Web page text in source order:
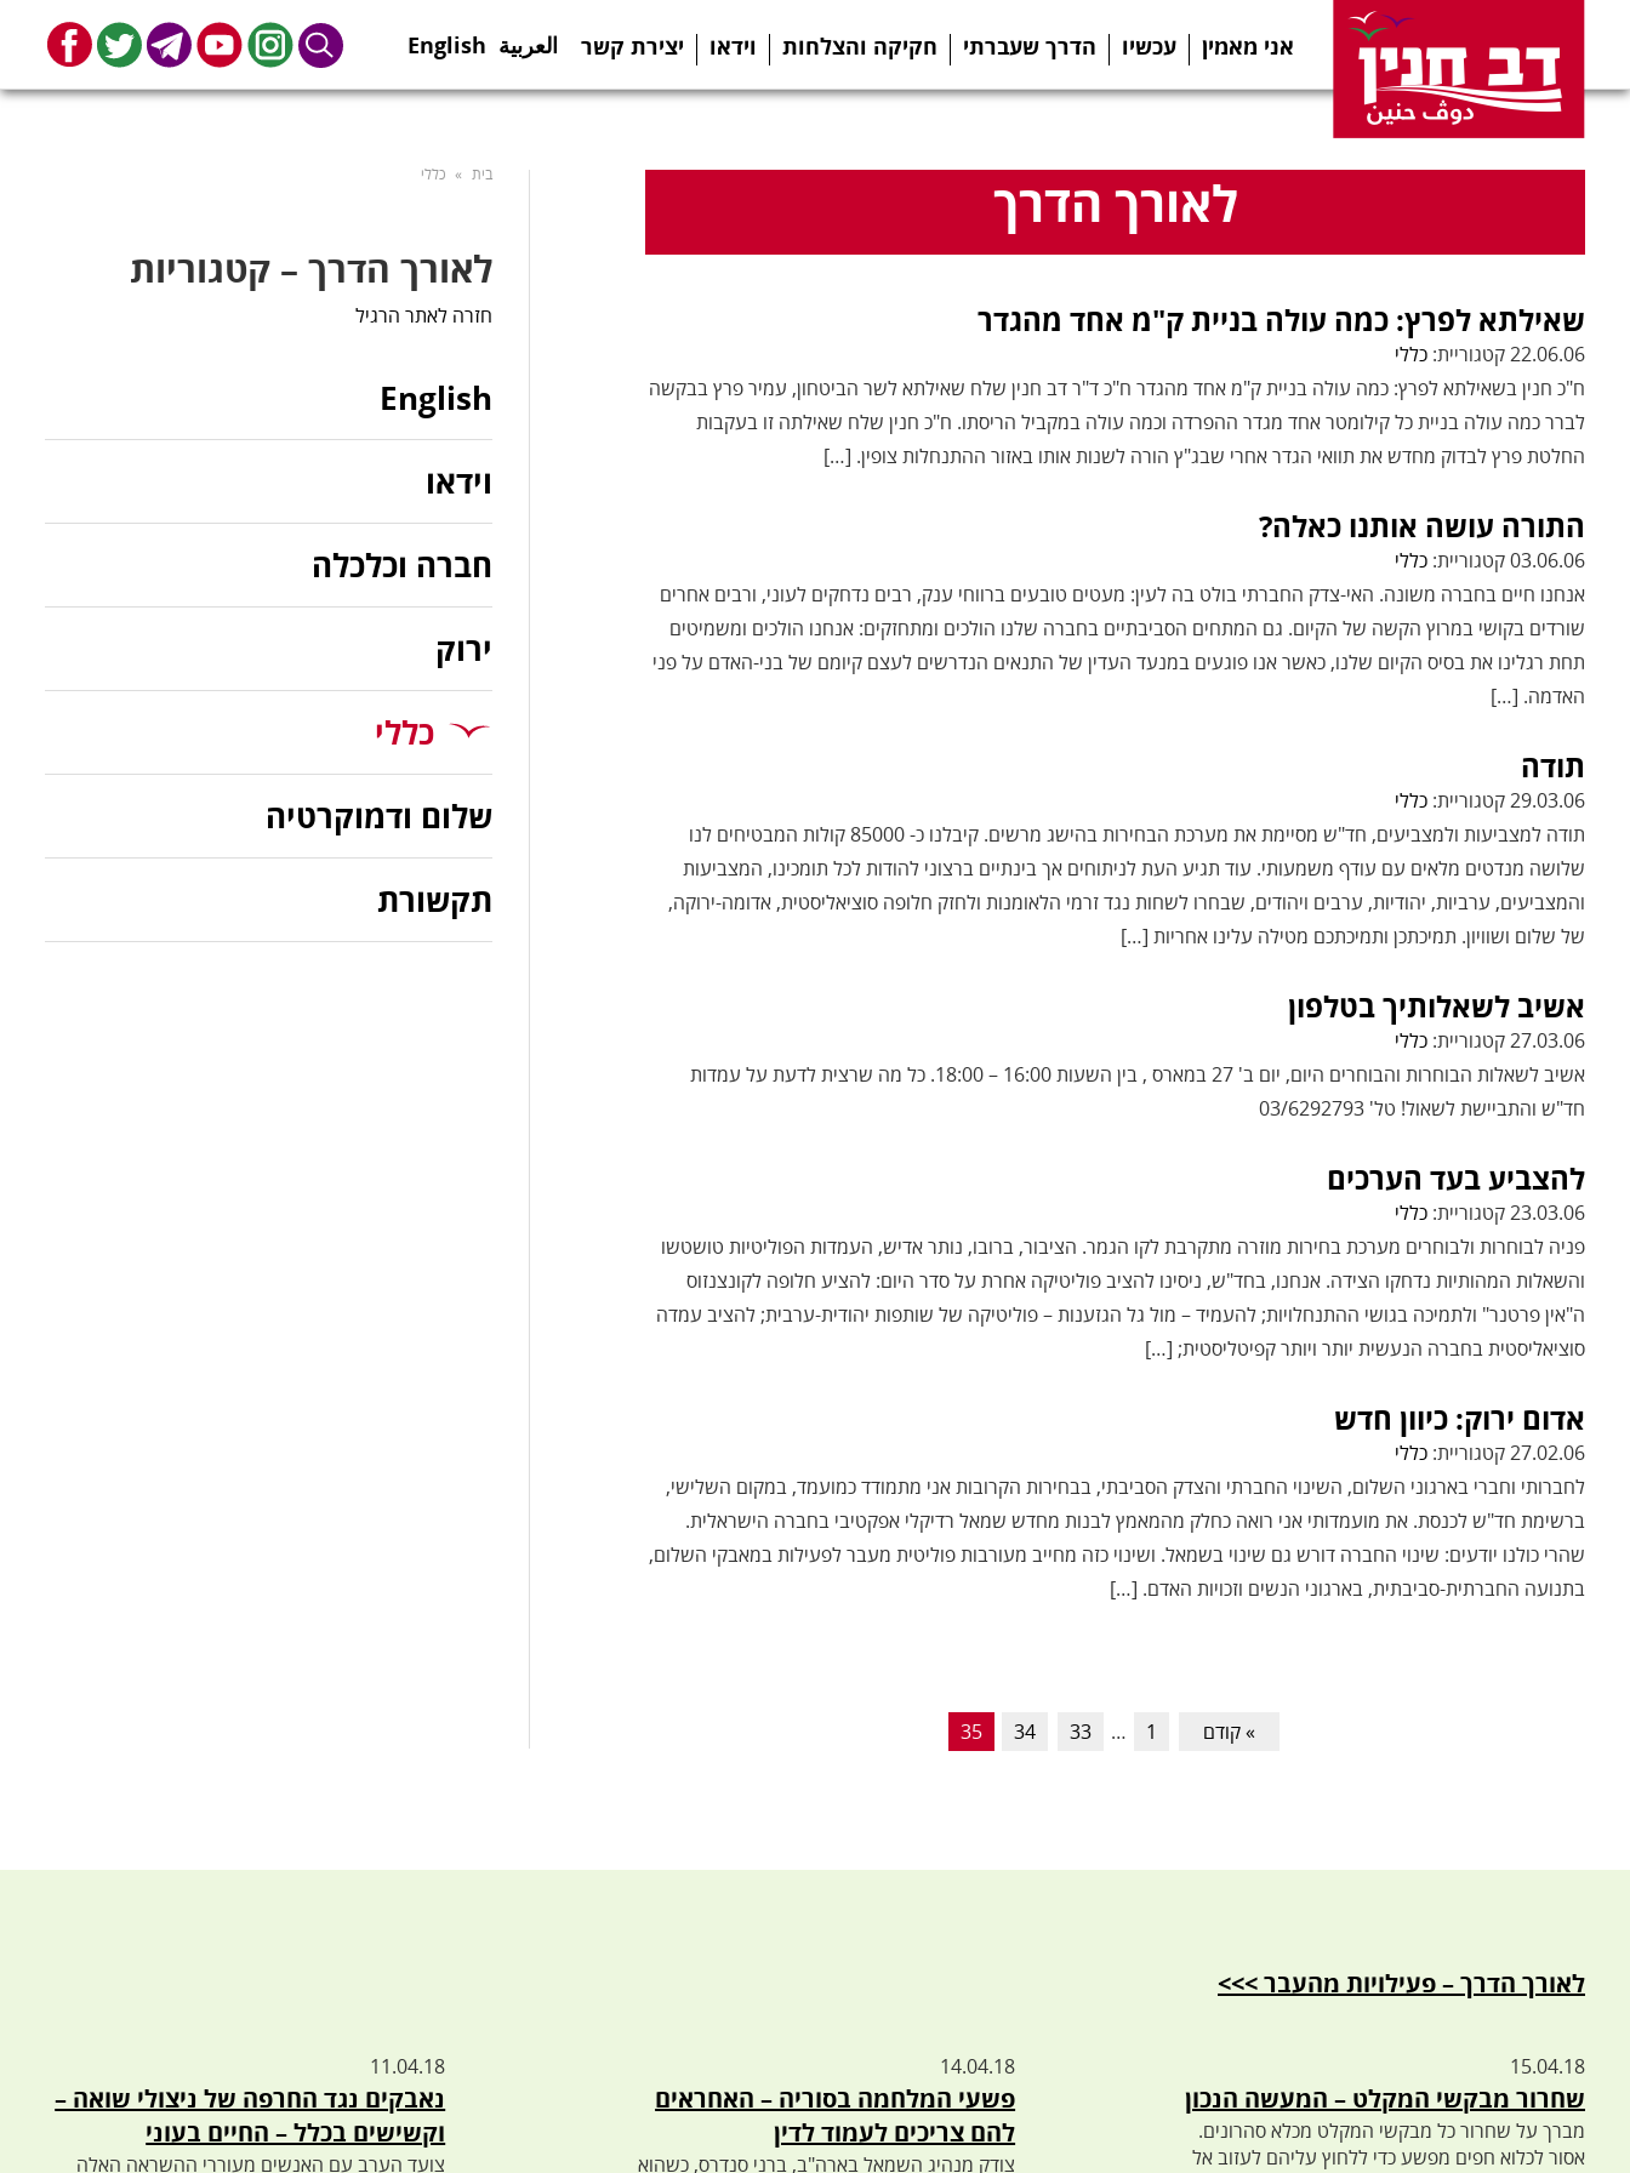
אני מאמין עכשיו הדרך שעברתי חקיקה והצלחות וידאו יצירת קשר العربية English
Search
Instagram
Youtube
Telegram
Twitter
לאורך הדרך
שאילתא לפרץ: כמה עולה בניית ק"מ אחד מהגדר
22.06.06 קטגוריית:
כללי
ח"כ חנין בשאילתא לפרץ: כמה עולה בניית ק"מ אחד מהגדר ח"כ ד"ר דב חנין שלח שאילתא לשר הביטחון, עמיר פרץ בבקשה
לברר כמה עולה בניית כל קילומטר אחד מגדר ההפרדה וכמה עולה במקביל הריסתו. ח"כ חנין שלח שאילתה זו בעקבות
החלטת פרץ לבדוק מחדש את תוואי הגדר אחרי שבג"ץ הורה לשנות אותו באזור ההתנחלות צופין. […]
התורה עושה אותנו כאלה?
03.06.06 קטגוריית:
כללי
אנחנו חיים בחברה משונה. האי-צדק החברתי בולט בה לעין: מעטים טובעים ברווחי ענק, רבים נדחקים לעוני, ורבים אחרים
שורדים בקושי במרוץ הקשה של הקיום. גם המתחים הסביבתיים בחברה שלנו הולכים ומתחזקים: אנחנו הולכים ומשמיטים
תחת רגלינו את בסיס הקיום שלנו, כאשר אנו פוגעים במנעד העדין של התנאים הנדרשים לעצם קיומם של בני-האדם על פני
האדמה. […]
תודה
29.03.06 קטגוריית:
כללי
תודה למצביעות ולמצביעים, חד"ש מסיימת את מערכת הבחירות בהישג מרשים. קיבלנו כ- 85000 קולות המבטיחים לנו
שלושה מנדטים מלאים עם עודף משמעותי. עוד תגיע העת לניתוחים אך בינתיים ברצוני להודות לכל תומכינו, המצביעות
והמצביעים, ערביות, יהודיות, ערבים ויהודים, שבחרו לשחות נגד זרמי הלאומנות ולחזק חלופה סוציאליסטית, אדומה-ירוקה,
של שלום ושוויון. תמיכתכן ותמיכתכם מטילה עלינו אחריות […]
אשיב לשאלותיך בטלפון
27.03.06 קטגוריית:
כללי
אשיב לשאלות הבוחרות והבוחרים היום, יום ב' 27 במארס , בין השעות 16:00 – 18:00. כל מה שרצית לדעת על עמדות
חד"ש והתביישת לשאול! טל' 03/6292793
להצביע בעד הערכים
23.03.06 קטגוריית:
כללי
פניה לבוחרות ולבוחרים מערכת בחירות מוזרה מתקרבת לקו הגמר. הציבור, ברובו, נותר אדיש, העמדות הפוליטיות טושטשו
והשאלות המהותיות נדחקו הצידה. אנחנו, בחד"ש, ניסינו להציב פוליטיקה אחרת על סדר היום: להציע חלופה לקונצנזוס
ה"אין פרטנר" ולתמיכה בגושי ההתנחלויות; להעמיד – מול גל הגזענות – פוליטיקה של שותפות יהודית-ערבית; להציב עמדה
סוציאליסטית בחברה הנעשית יותר ויותר קפיטליסטית; […]
אדום ירוק: כיוון חדש
27.02.06 קטגוריית:
כללי
לחברותי וחברי בארגוני השלום, השינוי החברתי והצדק הסביבתי, בבחירות הקרובות אני מתמודד כמועמד, במקום השלישי,
ברשימת חד"ש לכנסת. את מועמדותי אני רואה כחלק מהמאמץ לבנות מחדש שמאל רדיקלי אפקטיבי בחברה הישראלית.
שהרי כולנו יודעים: שינוי החברה דורש גם שינוי בשמאל. ושינוי כזה מחייב מעורבות פוליטית מעבר לפעילות במאבקי השלום,
בתנועה החברתית-סביבתית, בארגוני הנשים וזכויות האדם. […]
» קודם 1
…
33
34
35
בית » כללי
לאורך הדרך – קטגוריות
חזרה לאתר הרגיל
English
וידאו
חברה וכלכלה
ירוק
כללי
שלום ודמוקרטיה
תקשורת
לאורך הדרך – פעילויות מהעבר >>>
15.04.18
שחרור מבקשי המקלט – המעשה הנכון
מברך על שחרור כל מבקשי המקלט מכלא סהרונים.
אסור לכלוא חפים מפשע כדי ללחוץ עליהם לעזוב אל
14.04.18
פשעי המלחמה בסוריה – האחראים
להם צריכים לעמוד לדין
צודק מנהיג השמאל בארה"ב, ברני סנדרס, כשהוא
11.04.18
נאבקים נגד החרפה של ניצולי שואה –
וקשישים בכלל – החיים בעוני
צועד הערב עם האנשים מעוררי ההשראה האלה